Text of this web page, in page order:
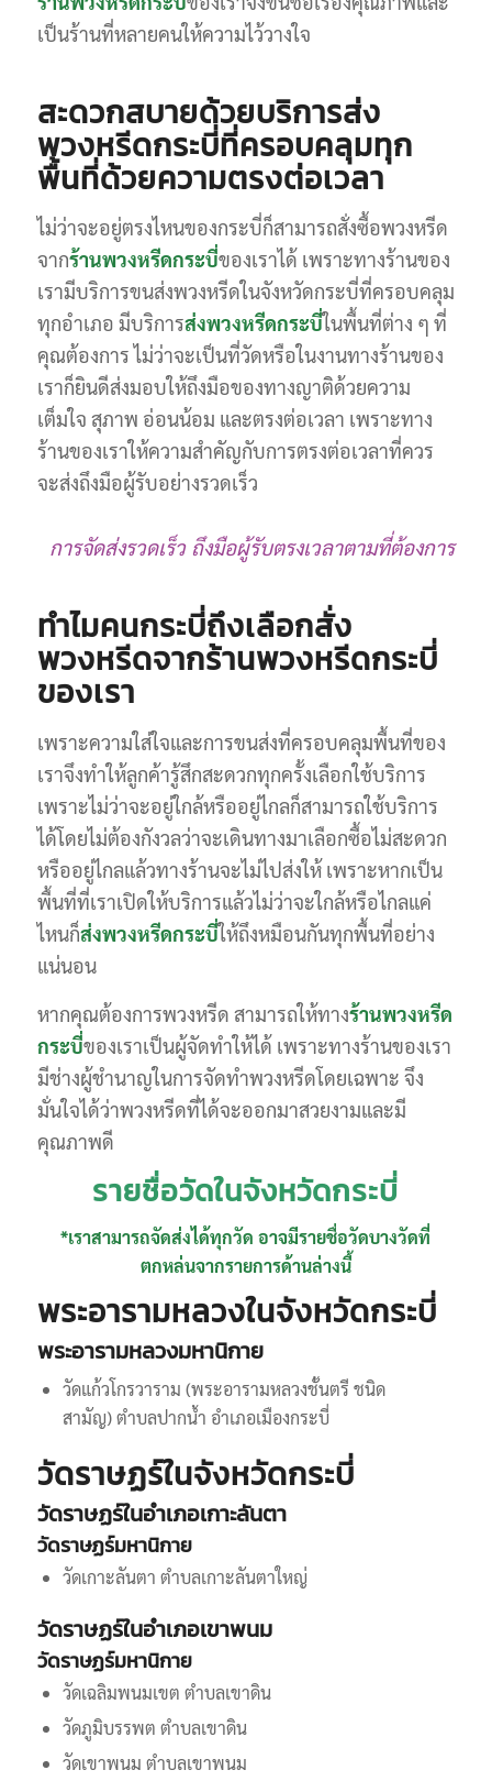
เป็นร้านที่หลายคนให้ความไว้วางใจ
สะดวกสบายด้วยบริการส่ง
พวงหรีดกระบี่ที่ครอบคลุมทุก
พื้นที่ด้วยความตรงต่อเวลา
ไม่ว่าจะอยู่ตรงไหนของกระบี่ก็สามารถสั่งซื้อพวงหรีด
จากร้านพวงหรีดกระบี่ของเราได้ เพราะทางร้านของ
เรามีบริการขนส่งพวงหรีดในจังหวัดกระบี่ที่ครอบคลุม
ทุกอำเภอ มีบริการส่งพวงหรีดกระบี่ในพื้นที่ต่าง ๆ ที่
คุณต้องการ ไม่ว่าจะเป็นที่วัดหรือในงานทางร้านของ
เราก็ยินดีส่งมอบให้ถึงมือของทางญาติด้วยความ
เต็มใจ สุภาพ อ่อนน้อม และตรงต่อเวลา เพราะทาง
ร้านของเราให้ความสำคัญกับการตรงต่อเวลาที่ควร
จะส่งถึงมือผู้รับอย่างรวดเร็ว
การจัดส่งรวดเร็ว ถึงมือผู้รับตรงเวลาตามที่ต้องการ
ทำไมคนกระบี่ถึงเลือกสั่ง
พวงหรีดจากร้านพวงหรีดกระบี่
ของเรา
เพราะความใส่ใจและการขนส่งที่ครอบคลุมพื้นที่ของ
เราจึงทำให้ลูกค้ารู้สึกสะดวกทุกครั้งเลือกใช้บริการ
เพราะไม่ว่าจะอยู่ใกล้หรืออยู่ไกลก็สามารถใช้บริการ
ได้โดยไม่ต้องกังวลว่าจะเดินทางมาเลือกซื้อไม่สะดวก
หรืออยู่ไกลแล้วทางร้านจะไม่ไปส่งให้ เพราะหากเป็น
พื้นที่ที่เราเปิดให้บริการแล้วไม่ว่าจะใกล้หรือไกลแค่
ไหนก็ส่งพวงหรีดกระบี่ให้ถึงหมือนกันทุกพื้นที่อย่าง
แน่นอน
หากคุณต้องการพวงหรีด สามารถให้ทางร้านพวงหรีด
กระบี่ของเราเป็นผู้จัดทำให้ได้ เพราะทางร้านของเรา
มีช่างผู้ชำนาญในการจัดทำพวงหรีดโดยเฉพาะ จึง
มั่นใจได้ว่าพวงหรีดที่ได้จะออกมาสวยงามและมี
คุณภาพดี
รายชื่อวัดในจังหวัดกระบี่
*เราสามารถจัดส่งได้ทุกวัด อาจมีรายชื่อวัดบางวัดที่
ตกหล่นจากรายการด้านล่างนี้
พระอารามหลวงในจังหวัดกระบี่
พระอารามหลวงมหานิกาย
วัดแก้วโกรวาราม (พระอารามหลวงชั้นตรี ชนิด
สามัญ) ตำบลปากน้ำ อำเภอเมืองกระบี่
วัดราษฏร์ในจังหวัดกระบี่
วัดราษฏร์ในอำเภอเกาะลันตา
วัดราษฏร์มหานิกาย
วัดเกาะลันตา ตำบลเกาะลันตาใหญ่
วัดราษฏร์ในอำเภอเขาพนม
วัดราษฏร์มหานิกาย
วัดเฉลิมพนมเขต ตำบลเขาดิน
วัดภูมิบรรพต ตำบลเขาดิน
วัดเขาพนม ตำบลเขาพนม